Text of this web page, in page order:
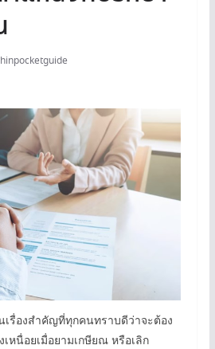
เรื่องสำคัญที่ทุกคนทราบดีว่าจะต้อง
เหนื่อยเมื่อยามเกษียณ หรือเลิก